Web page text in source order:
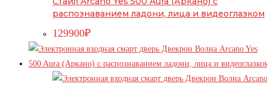
распознаванием ладони, лица и видеоглазком
129900₽